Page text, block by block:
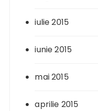
iulie 2015
iunie 2015
mai 2015
aprilie 2015